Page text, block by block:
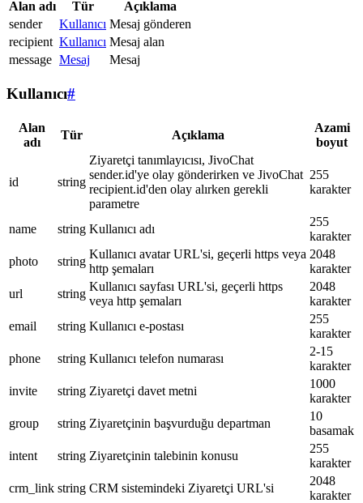
Alan adı Tür
Açıklama
sender
Kullanıcı Mesaj gönderen
recipient Kullanıcı Mesaj alan
message Mesaj Mesaj
Kullanıcı#
Alan
adı
Tür Açıklama
Azami
boyut
id string
Ziyaretçi tanımlayıcısı, JivoChat
sender.id'ye olay gönderirken ve JivoChat
recipient.id'den olay alırken gerekli
parametre
255
karakter
name string Kullanıcı adı
255
karakter
photo
string
Kullanıcı avatar URL'si, geçerli https veya
http şemaları
2048
karakter
url
string
Kullanıcı sayfası URL'si, geçerli https
veya http şemaları
2048
karakter
email
string Kullanıcı e-postası
255
karakter
phone
string Kullanıcı telefon numarası
2-15
karakter
invite
string Ziyaretçi davet metni
1000
karakter
group
string Ziyaretçinin başvurduğu departman
10
basamak
intent
string Ziyaretçinin talebinin konusu
255
karakter
crm_link string CRM sistemindeki Ziyaretçi URL'si
2048
karakter